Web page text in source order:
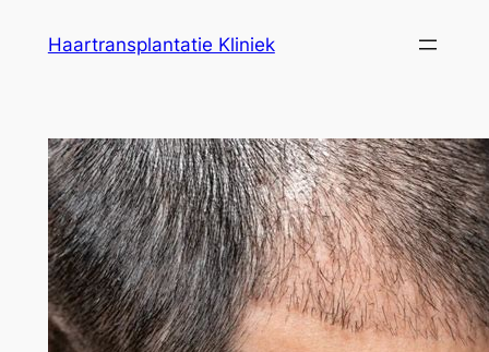
Haartransplantatie Kliniek